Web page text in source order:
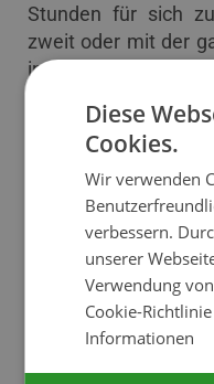
Stunden für sich
zweit oder mit der
in den Spa &
eine erholsame
Alltag.
Sie gleich Ihren
der Spa &
LISTE
KARTE
Diese
Cookies.
Wir verwenden
verbessern.
unserer
Verwendung
Cookie-
Informationen